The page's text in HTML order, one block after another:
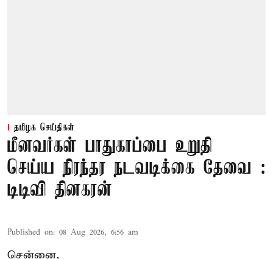
தமிழக செய்திகள்
மீனவர்கள் பாதுகாப்பை உறுதி
செய்ய நிரந்தர நடவடிக்கை தேவை :
டிடிவி தினகரன்
Published on: 08 Aug 2026, 6:56 am
சென்னை,